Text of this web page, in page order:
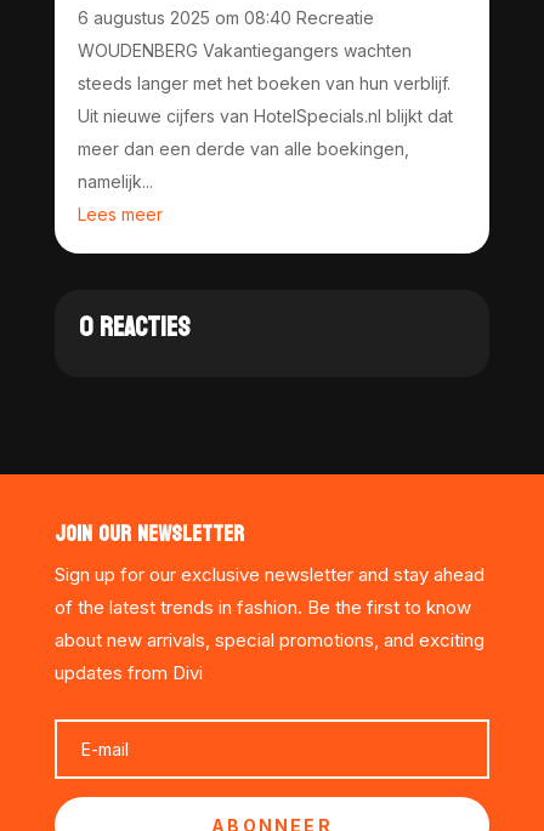
6 augustus 2025 om 08:40 Recreatie
WOUDENBERG Vakantiegangers wachten
steeds langer met het boeken van hun verblijf.
Uit nieuwe cijfers van HotelSpecials.nl blijkt dat
meer dan een derde van alle boekingen,
namelijk...
Lees meer
0 REACTIES
JOIN OUR NEWSLETTER
Sign up for our exclusive newsletter and stay ahead
of the latest trends in fashion. Be the first to know
about new arrivals, special promotions, and exciting
updates from Divi
ABONNEER